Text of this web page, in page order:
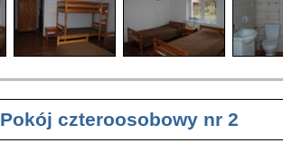
Pokój czteroosobowy nr 2